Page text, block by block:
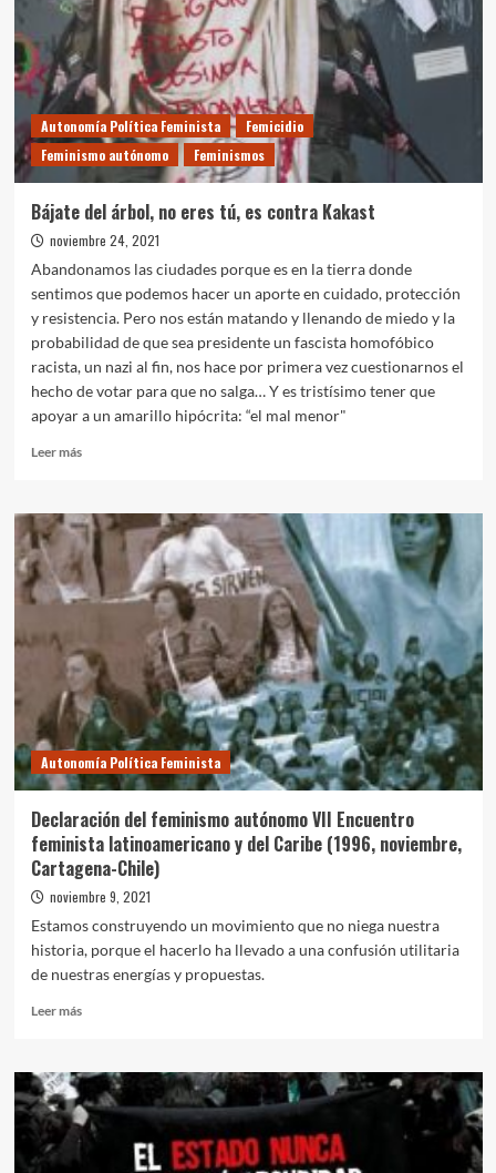
CON
EL
ESTADO
Autonomía Política Feminista
Femicidio
Feminismo autónomo
Feminismos
Bájate del árbol, no eres tú, es contra Kakast
noviembre 24, 2021
Abandonamos las ciudades porque es en la tierra donde
sentimos que podemos hacer un aporte en cuidado, protección
y resistencia. Pero nos están matando y llenando de miedo y la
probabilidad de que sea presidente un fascista homofóbico
racista, un nazi al fin, nos hace por primera vez cuestionarnos el
hecho de votar para que no salga… Y es tristísimo tener que
apoyar a un amarillo hipócrita: “el mal menor"
Leer másLeer
Bájate
del
árbol,
no
eres
contra
Kakast
Autonomía Política Feminista
Declaración del feminismo autónomo VII Encuentro
feminista latinoamericano y del Caribe (1996, noviembre,
Cartagena-Chile)
noviembre 9, 2021
Estamos construyendo un movimiento que no niega nuestra
historia, porque el hacerlo ha llevado a una confusión utilitaria
de nuestras energías y propuestas.
Leer másLeer
Declaración
feminismo
autónomo